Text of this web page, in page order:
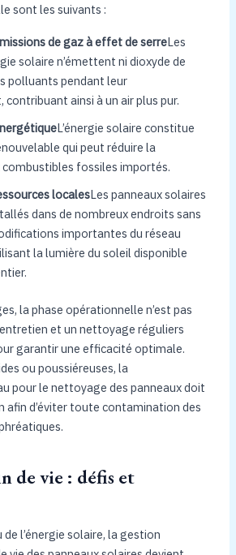
sont les suivants :
de gaz à effet de serreLes
solaire n’émettent ni dioxyde de
polluants pendant leur
ainsi à un air plus pur.
L’énergie solaire constitue
qui peut réduire la
combustibles fossiles importés.
localesLes panneaux solaires
dans de nombreux endroits sans
importantes du réseau
la lumière du soleil disponible
la phase opérationnelle n’est pas
et un nettoyage réguliers
garantir une efficacité optimale.
ou poussiéreuses, la
pour le nettoyage des panneaux doit
afin d’éviter toute contamination des
de vie : défis et
de l’énergie solaire, la gestion